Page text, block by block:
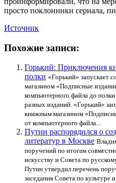
просто поклонники сериала,
Источник
Похожие записи:
Горький: Приключения
полки «Горький» запускает
магазином «Подписные
компьютерного файла до
разных изданий. «Горький»
книжным магазином
от компьютерного файла...
Путин распорядился о
литератур в Москве
поручений по итогам
искусству и Совета по
Путин утвердил перечень
заседания Совета по культуре